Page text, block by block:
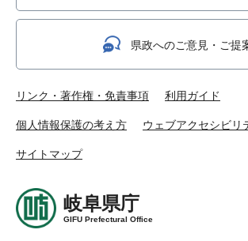
県政へのご意見・ご提
リンク・著作権・免責事項 利用ガイド
個人情報保護の考え方 ウェブアクセシビリ
サイトマップ
岐阜県庁
GIFU Prefectural Office